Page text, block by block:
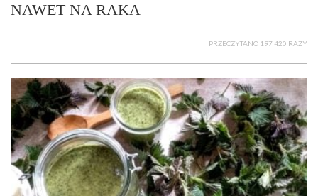
NAWET NA RAKA
PRZECZYTANO 197 420 RAZY